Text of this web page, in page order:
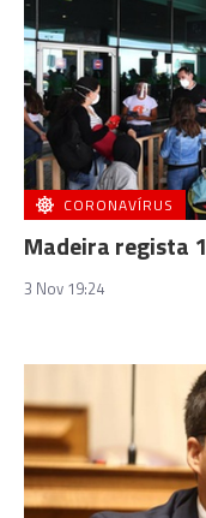
CORONAVÍRUS
Madeira regista
3 Nov 19:24